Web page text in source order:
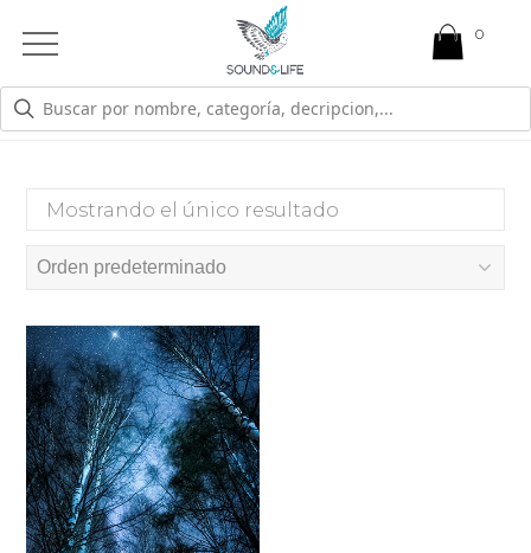
Open
Menu
RECUPERARTE
Mostrando el único resultado
0